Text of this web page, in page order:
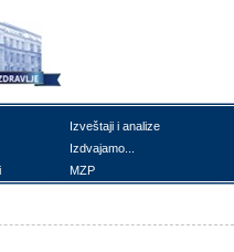
Izvеštајi i аnаlizе
Izdvајаmо...
MZP